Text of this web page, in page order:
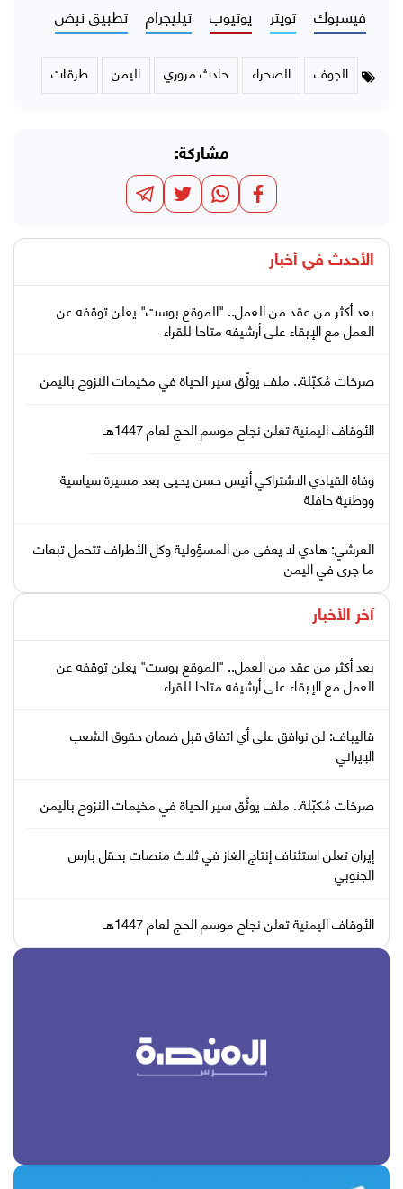
فيسبوك تويتر يوتيوب تيليجرام تطبيق نبض
الجوف الصحراء حادث مروري اليمن طرقات
مشاركة:
الأحدث في أخبار
بعد أكثر من عقد من العمل.. "الموقع بوست" يعلن توقفه عن
العمل مع الإبقاء على أرشيفه متاحا للقراء
صرخات مُكبّلة.. ملف يوثّق سير الحياة في مخيمات النزوح باليمن
الأوقاف اليمنية تعلن نجاح موسم الحج لعام 1447هـ
وفاة القيادي الاشتراكي أنيس حسن يحيى بعد مسيرة سياسية
ووطنية حافلة
العرشي: هادي لا يعفى من المسؤولية وكل الأطراف تتحمل تبعات
ما جرى في اليمن
آخر الأخبار
بعد أكثر من عقد من العمل.. "الموقع بوست" يعلن توقفه عن
العمل مع الإبقاء على أرشيفه متاحا للقراء
قاليباف: لن نوافق على أي اتفاق قبل ضمان حقوق الشعب
الإيراني
صرخات مُكبّلة.. ملف يوثّق سير الحياة في مخيمات النزوح باليمن
إيران تعلن استئناف إنتاج الغاز في ثلاث منصات بحقل بارس
الجنوبي
الأوقاف اليمنية تعلن نجاح موسم الحج لعام 1447هـ